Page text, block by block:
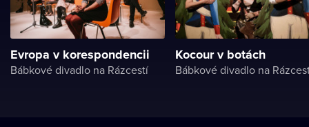
Evropa v korespondencii
Bábkové divadlo na Rázcestí
Kocour v botách
Bábkové divadlo na